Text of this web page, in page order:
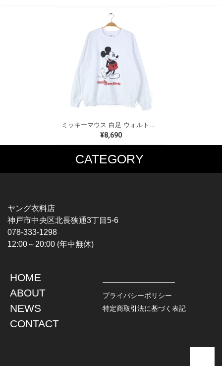
ミッキーマウス 白足 ウォルトディズニーオフィシャル スウェット ホワイト WALT DISNEY WORLD ウォルトディズニーオフィシャル サイズXL相当 古着 CF0995
¥8,690
CATEGORY
MUSIC TEE
HARDCORE / PUNK
PROGLESSIVE ROCK
POPS
SOUL / R&B
T-SHIRTS
CHAMPION
TOPS
L / S SHIRT
S / S SHIRT
HAWAIIAN SHIRT
JACKET
DENIM
LEATHER
ヤング衣料店
神戸市中央区北長狭通3丁目5-6
078-333-1298
12:00～20:00 (年中無休)
HOME
ABOUT
NEWS
CONTACT
プライバシーポリシー
特定商取引法に基づく表記